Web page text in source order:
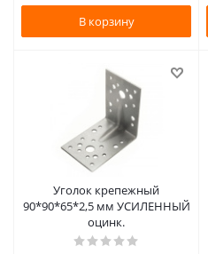
В корзину
Уголок крепежный
90*90*65*2,5 мм УСИЛЕННЫЙ
оцинк.